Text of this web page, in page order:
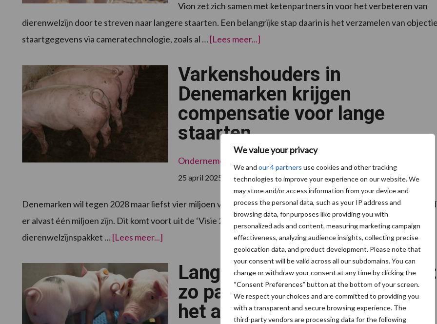
We value your privacy
We and our 4 partners use cookies and other tracking
technologies to improve your experience on our website. We
may store and/or access information from your device and
process the personal data, such as your IP address and
browsing data, for purposes like providing you with
personalized ads and content, measuring marketing campaign
effectiveness, analyzing audience insights, collecting precise
geolocation data, and product development. Please note that
your consent will be valid across all our subdomains. You can
change or withdraw your consent at any time by clicking the
“Consent Preferences” button at the bottom of your screen.
We respect your choices and are committed to providing you
with a transparent and secure browsing experience. The
third-party vendors are processing data for the following
Vion zet zich samen met ketenpartners in voor het verbeteren van
dierenwelzijn door te streven naar langere staarten. Een belangrijke stap daarin is het verzamelen van
staartgegevens via cameratechnologie, zoals al … [Lees meer...]overTAILSCAN
ingezet
voor
langere
staarten
Varkenshouders in
Denemarken krijgen
compensatie voor lange
staarten
Ondernemen
25 april 2025
Denemarken wil tegen 2028 maar liefst vier miljoen varkens met lange staarten produceren. In 2026 moeten
er alvast één miljoen zijn. Dit komt voort uit de ‘Visie 2050’ van de varkenssector en het nieuwe
dierenwelzijnspakket … [Lees meer...]overVarkenshouders
in
compensatie
voor
lange
staarten
Lange staarten in Vlaanderen:
zo pakken onze zuiderburen
het aan